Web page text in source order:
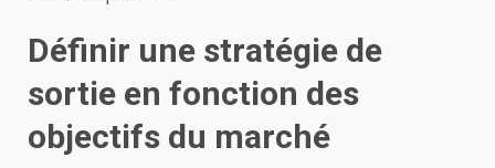
Définir une stratégie de
sortie en fonction des
objectifs du marché